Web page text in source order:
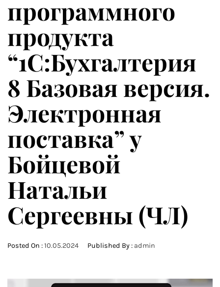
программного
продукта
“1С:Бухгалтерия
8 Базовая версия.
Электронная
поставка” у
Бойцевой
Натальи
Сергеевны (ЧЛ)
Posted On :10.05.2024 Published By : admin